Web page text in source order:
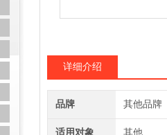
详细介绍
品牌 其他品牌
适用对象 其他